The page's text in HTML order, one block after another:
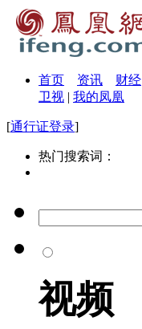
首页 资讯 财经
卫视 | 我的凤凰
[通行证登录]
热门搜索词：
视频